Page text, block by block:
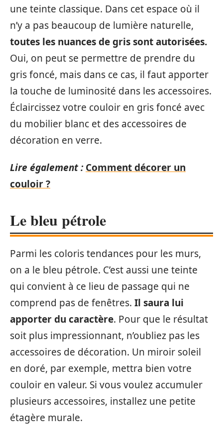
une teinte classique. Dans cet espace où il
n’y a pas beaucoup de lumière naturelle,
toutes les nuances de gris sont autorisées.
Oui, on peut se permettre de prendre du
gris foncé, mais dans ce cas, il faut apporter
la touche de luminosité dans les accessoires.
Éclaircissez votre couloir en gris foncé avec
du mobilier blanc et des accessoires de
décoration en verre.
Lire également : Comment décorer un
couloir ?
Le bleu pétrole
Parmi les coloris tendances pour les murs,
on a le bleu pétrole. C’est aussi une teinte
qui convient à ce lieu de passage qui ne
comprend pas de fenêtres. Il saura lui
apporter du caractère. Pour que le résultat
soit plus impressionnant, n’oubliez pas les
accessoires de décoration. Un miroir soleil
en doré, par exemple, mettra bien votre
couloir en valeur. Si vous voulez accumuler
plusieurs accessoires, installez une petite
étagère murale.